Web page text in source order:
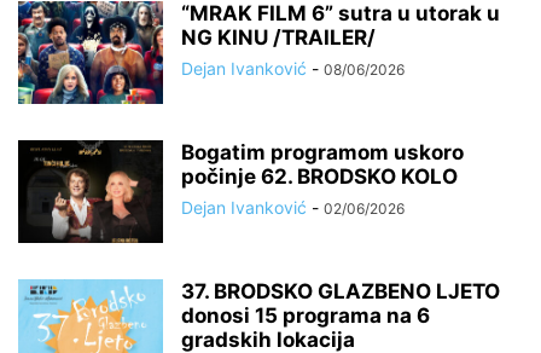
“MRAK FILM 6” sutra u utorak u
NG KINU /TRAILER/
Dejan Ivanković - 08/06/2026
Bogatim programom uskoro
počinje 62. BRODSKO KOLO
Dejan Ivanković - 02/06/2026
37. BRODSKO GLAZBENO LJETO
donosi 15 programa na 6
gradskih lokacija